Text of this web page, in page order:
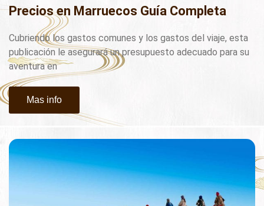
Precios en Marruecos Guía Completa
Cubriendo los gastos comunes y los gastos del viaje, esta
publicación le asegurará un presupuesto adecuado para su
aventura en
Mas info